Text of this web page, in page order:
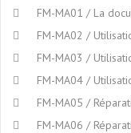
FM-MA01 / La
FM-MA02 /
FM-MA03 /
FM-MA04 /
FM-MA05 /
FM-MA06 /